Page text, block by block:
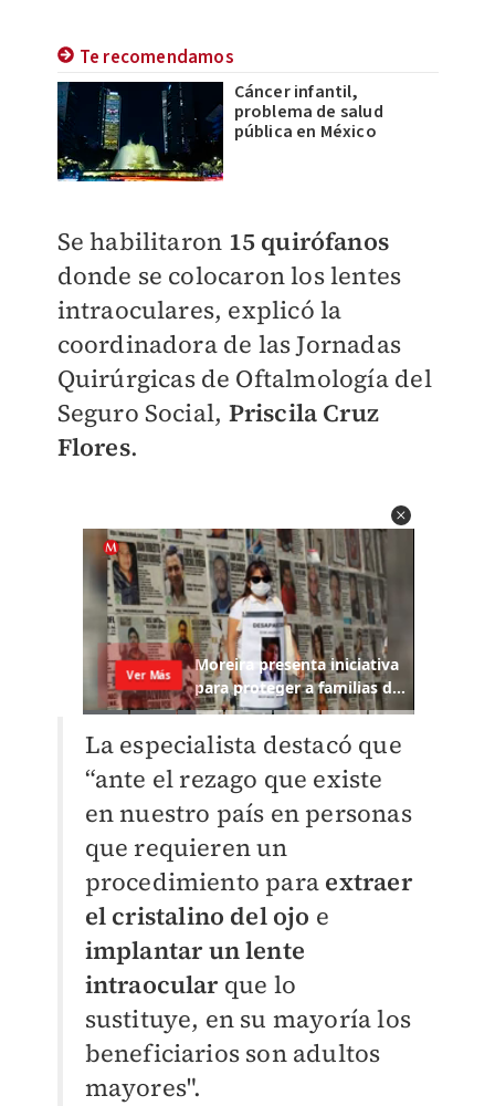
Te recomendamos
Cáncer infantil,
problema de salud
pública en México
Se habilitaron 15 quirófanos
donde se colocaron los lentes
intraoculares, explicó la
coordinadora de las Jornadas
Quirúrgicas de Oftalmología del
Seguro Social, Priscila Cruz
Flores.
La especialista destacó que
“ante el rezago que existe
en nuestro país en personas
que requieren un
procedimiento para extraer
el cristalino del ojo e
implantar un lente
intraocularque lo
sustituye, en su mayoría los
beneficiarios son adultos
mayores".